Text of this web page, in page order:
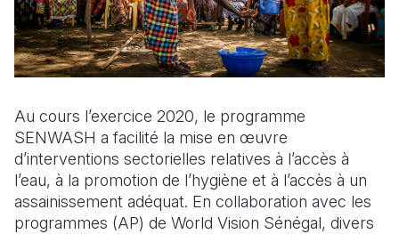
Syria
Ukraine
Venezuela
Ghana
Kenya
Lesotho
Mauritania
Ecuador
El
Guatemala
Mexico
Nicaragua
Japan
Laos
Malaysia
Nepal
New
European
Finland
France
Iraq
Ireland
Au cours l’exercice 2020, le programme
SENWASH a facilité la mise en œuvre
d’interventions sectorielles relatives à l’accès à
l’eau, à la promotion de l’hygiène et à l’accès à un
assainissement adéquat. En collaboration avec les
programmes (AP) de World Vision Sénégal, divers